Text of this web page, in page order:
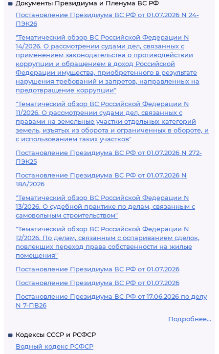
Документы Президиума и Пленума ВС РФ
Постановление Президиума ВС РФ от 01.07.2026 N 24-
ПЭК26
"Тематический обзор ВС Российской Федерации N
14/2026. О рассмотрении судами дел, связанных с
применением законодательства о противодействии
коррупции и обращением в доход Российской
Федерации имущества, приобретенного в результате
нарушения требований и запретов, направленных на
предотвращение коррупции"
"Тематический обзор ВС Российской Федерации N
11/2026. О рассмотрении судами дел, связанных с
правами на земельные участки отдельных категорий
земель, изъятых из оборота и ограниченных в обороте, и
с использованием таких участков"
Постановление Президиума ВС РФ от 01.07.2026 N 272-
ПЭК25
Постановление Президиума ВС РФ от 01.07.2026 N
18А/2026
"Тематический обзор ВС Российской Федерации N
13/2026. О судебной практике по делам, связанным с
самовольным строительством"
"Тематический обзор ВС Российской Федерации N
12/2026. По делам, связанным с оспариванием сделок,
повлекших переход права собственности на жилые
помещения"
Постановление Президиума ВС РФ от 01.07.2026
Постановление Президиума ВС РФ от 01.07.2026
Постановление Президиума ВС РФ от 17.06.2026 по делу
N 7-ПВ26
Подробнее...
Кодексы СССР и РСФСР
Водный кодекс РСФСР